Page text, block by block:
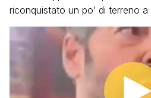
riconquistato un po’ di terreno a